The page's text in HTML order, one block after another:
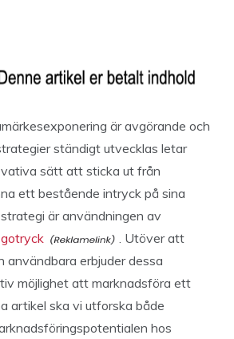
är avgörande och
ständigt utvecklas letar
sätt att sticka ut från
ett bestående intryck på sina
är användningen av
. Utöver att
användbara erbjuder dessa
möjlighet att marknadsföra ett
artikel ska vi utforska både
hos